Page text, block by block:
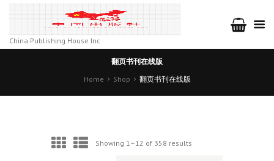
China Publishing House Inc
翻页书刊在线版
Home
Shop 翻页书刊在线版
Showing 1–12 of 358 results